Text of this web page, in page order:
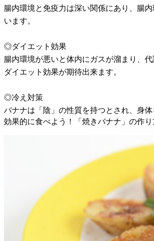
腸内環境と免疫力は深い関係にあり、腸
います。
◎ダイエット効果
腸内環境が悪いと体内にガスが溜まり、
ダイエット効果が期待出来ます。
◎冷え対策
バナナは「陰」の性質を持つとされ、身
効果的に食べよう！「焼きバナナ」の作り